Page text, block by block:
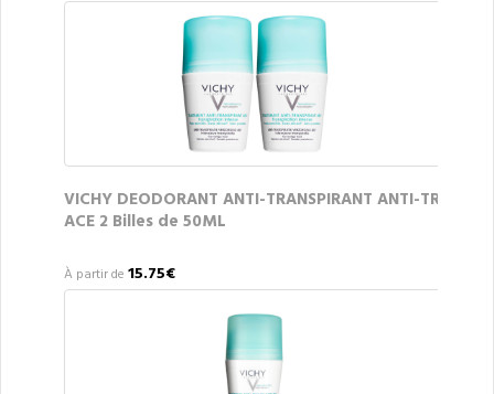
VICHY DEODORANT ANTI-TRANSPIRANT ANTI-TR
ACE 2 Billes de 50ML
À partir de15.75€